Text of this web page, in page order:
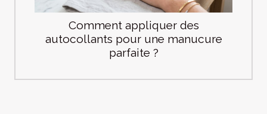
Comment appliquer des
autocollants pour une manucure
parfaite ?